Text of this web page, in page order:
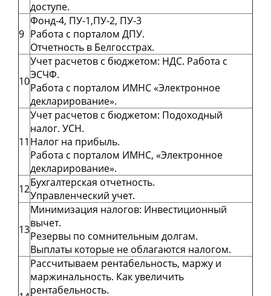
доступе.
9
Фонд-4, ПУ-1,ПУ-2, ПУ-3
Работа с порталом ДПУ.
Отчетность в Белгосстрах.
10
Учет расчетов с бюджетом: НДС. Работа с
ЭСЧФ.
Работа с порталом ИМНС «Электронное
декларирование».
11
Учет расчетов с бюджетом: Подоходный
налог. УСН.
Налог на прибыль.
Работа с порталом ИМНС, «Электронное
декларирование».
12Бухгалтерская отчетность.
Управленческий учет.
13
Минимизация налогов: Инвестиционный
вычет.
Резервы по сомнительным долгам.
Выплаты которые не облагаются налогом.
Рассчитываем рентабельность, маржу и
маржинальность. Как увеличить
рентабельность.